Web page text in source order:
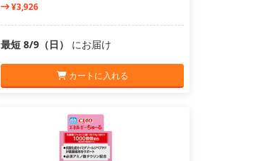
¥3,926
最短 8/9（日） にお届け
カートに入れる